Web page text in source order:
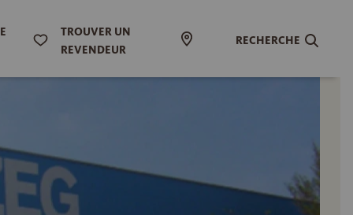
TROUVER UN
REVENDEUR
RECHERCHE